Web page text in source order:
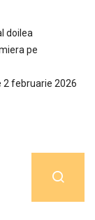
doilea
pe
2 februarie 2026